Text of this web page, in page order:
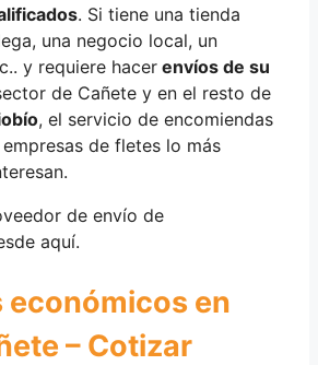
. Si tiene una tienda
una negocio local, un
y requiere hacer envíos de su
de Cañete y en el resto de
, el servicio de encomiendas
de fletes lo más
de envío de
aquí.
económicos en
– Cotizar